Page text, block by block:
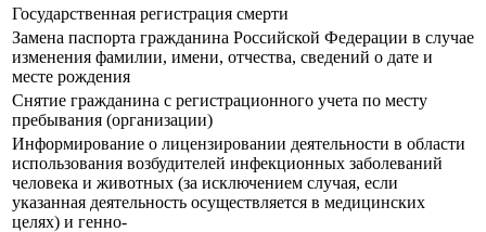
Государственная регистрация смерти
Замена паспорта гражданина Российской Федерации в случае
изменения фамилии, имени, отчества, сведений о дате и
месте рождения
Снятие гражданина с регистрационного учета по месту
пребывания (организации)
Информирование о лицензировании деятельности в области
использования возбудителей инфекционных заболеваний
человека и животных (за исключением случая, если
указанная деятельность осуществляется в медицинских
целях) и генно-